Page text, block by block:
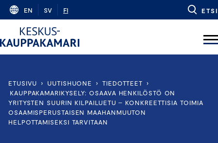
Skip
content
EN SV FI ETSI
ETUSIVU › UUTISHUONE › TIEDOTTEET
›
KAUPPAKAMARIKYSELY: OSAAVA HENKILÖSTÖ ON
YRITYSTEN SUURIN KILPAILUETU – KONKREETTISIA TOIMIA
OSAAMISPERUSTAISEN MAAHANMUUTON
HELPOTTAMISEKSI TARVITAAN